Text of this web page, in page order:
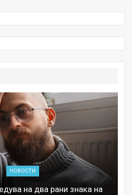
НОВОСТИ
на два рани знака на